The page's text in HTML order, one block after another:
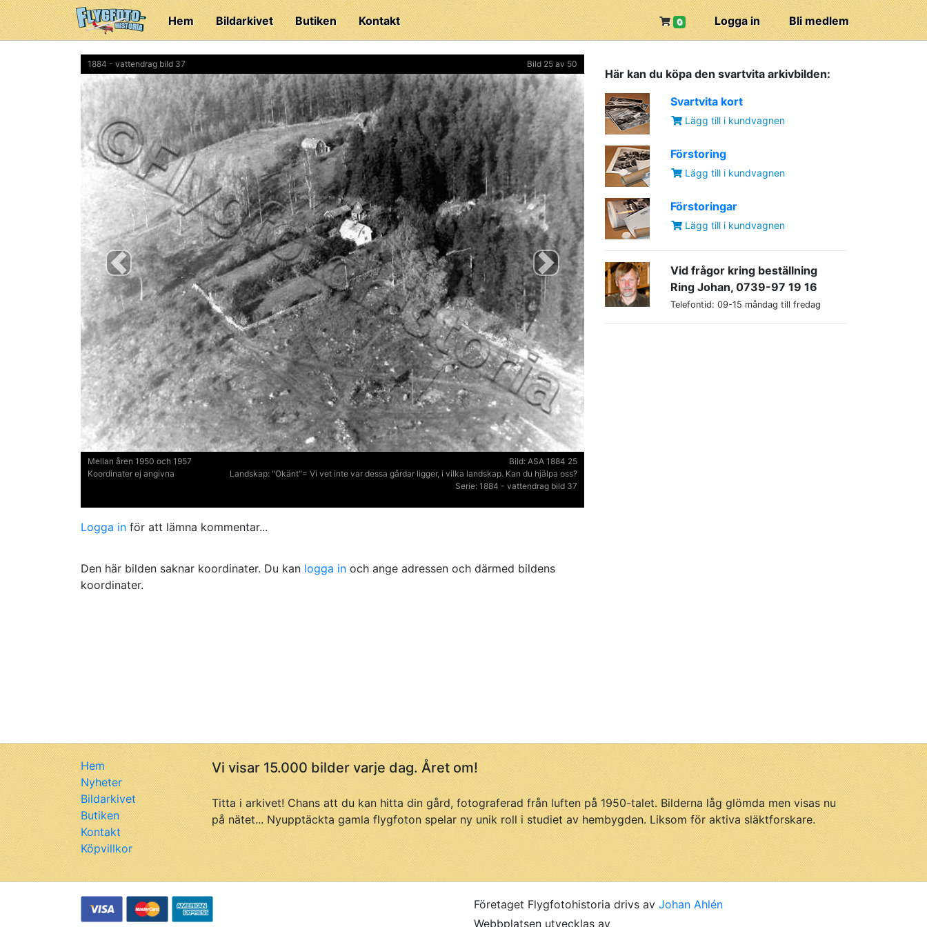
Hem Bildarkivet Butiken Kontakt Bli medlem
Logga in
0
1884 - vattendrag bild 37 Bild 25 av 50
Previous Next
Mellan åren 1950 och 1957 Bild: ASA 1884 25
Landskap: "Okänt"= Vi vet inte var dessa gårdar ligger, i vilka landskap. Kan du hjälpa oss?
Koordinater ej angivna
Serie: 1884 - vattendrag bild 37
Logga in för att lämna kommentar...
Den här bilden saknar koordinater. Du kan logga in och ange adressen och därmed bildens
koordinater.
Här kan du köpa den svartvita arkivbilden:
Svartvita kort
Lägg till i kundvagnen
Förstoring
Lägg till i kundvagnen
Förstoringar
Lägg till i kundvagnen
Vid frågor kring beställning
Ring Johan, 0739-97 19 16
Telefontid: 09-15 måndag till fredag
Hem
Nyheter
Bildarkivet
Butiken
Kontakt
Köpvillkor
Vi visar 15.000 bilder varje dag. Året om!
Titta i arkivet! Chans att du kan hitta din gård, fotograferad från luften på 1950-talet. Bilderna låg glömda men visas nu
på nätet... Nyupptäckta gamla flygfoton spelar ny unik roll i studiet av hembygden. Liksom för aktiva släktforskare.
Företaget Flygfotohistoria drivs av Johan Ahlén
Webbplatsen utvecklas av